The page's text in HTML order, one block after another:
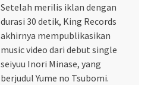
Setelah merilis iklan dengan
durasi 30 detik, King Records
akhirnya mempublikasikan
music video dari debut single
seiyuu Inori Minase, yang
berjudul Yume no Tsubomi.